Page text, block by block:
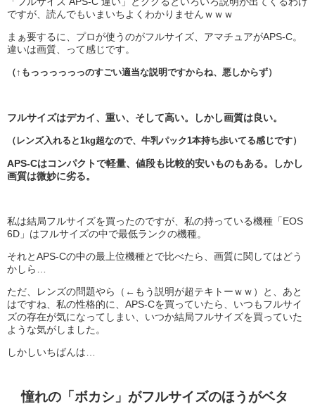
ですが、読んでもいまいちよくわかりませんｗｗｗ
まぁ要するに、プロが使うのがフルサイズ、アマチュアがAPS-C。
違いは画質、って感じです。
（↑もっっっっっっのすごい適当な説明ですからね、悪しからず）
フルサイズはデカイ、重い、そして高い。しかし画質は良い。
（レンズ入れると1kg超なので、牛乳パック1本持ち歩いてる感じです）
APS-Cはコンパクトで軽量、値段も比較的安いものもある。しかし
画質は微妙に劣る。
私は結局フルサイズを買ったのですが、私の持っている機種「EOS
6D」はフルサイズの中で最低ランクの機種。
それとAPS-Cの中の最上位機種とで比べたら、画質に関してはどう
かしら…
ただ、レンズの問題やら（←もう説明が超テキトーｗｗ）と、あと
はですね、私の性格的に、APS-Cを買っていたら、いつもフルサイ
ズの存在が気になってしまい、いつか結局フルサイズを買っていた
ような気がしました。
しかしいちばんは…
憧れの「ボカシ」がフルサイズのほうがベタ